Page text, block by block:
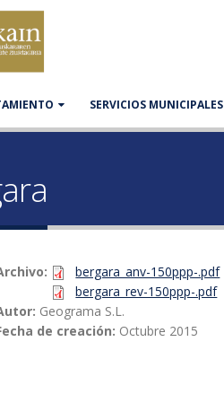
SERVICIOS MUNICIPALES
bergara_anv-150ppp-.pdf
bergara_rev-150ppp-.pdf
Geograma S.L.
de creación: Octubre 2015